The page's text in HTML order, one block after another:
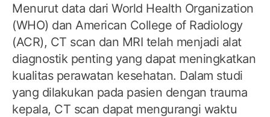
Menurut data dari World Health Organization
(WHO) dan American College of Radiology
(ACR), CT scan dan MRI telah menjadi alat
diagnostik penting yang dapat meningkatkan
kualitas perawatan kesehatan. Dalam studi
yang dilakukan pada pasien dengan trauma
kepala, CT scan dapat mengurangi waktu